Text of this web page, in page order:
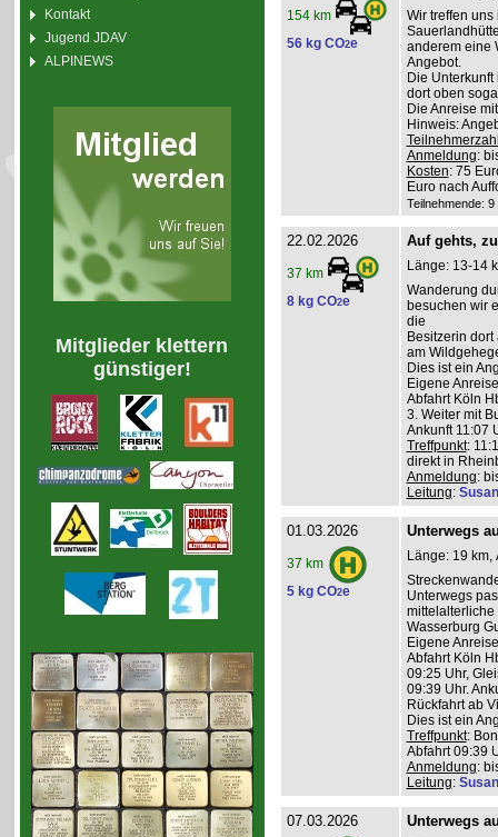
Kontakt
Jugend JDAV
ALPINEWS
Mitglieder klettern
günstiger!
154 km
56 kg CO2e
Wir treffen
anderem eine
Angebot.
Die
dort oben
Die Anreise
Hinweis:
Anmeldung:
Kosten: 75
Euro nach
Teilnehmende:
22.02.2026
37 km
8 kg CO2e
Auf gehts,
Länge: 13-14
Wanderung
besuchen wir
die
Besitzerin
am
Dies ist ein
Eigene
Abfahrt Köln
3. Weiter mit
Ankunft 11:07
Treffpunkt:
direkt in
Anmeldung:
Leitung:
01.03.2026
37 km
5 kg CO2e
Unterwegs
Länge: 19 km,
Unterwegs
mittelalterliche
Wasserburg
Eigene
Abfahrt Köln
09:25 Uhr,
09:39 Uhr.
Rückfahrt ab
Dies ist ein
Treffpunkt:
Abfahrt 09:39
Anmeldung:
Leitung:
07.03.2026 Unterwegs